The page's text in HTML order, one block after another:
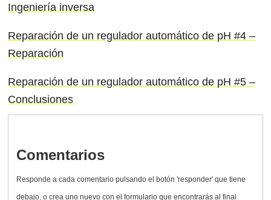
Ingeniería inversa
Reparación de un regulador automático de pH #4 –
Reparación
Reparación de un regulador automático de pH #5 –
Conclusiones
Comentarios